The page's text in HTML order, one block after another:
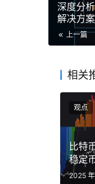
定者还
重新
AERO
AERO
深度分
解决方案
上一篇
相关
比特
稳定
2025
观点